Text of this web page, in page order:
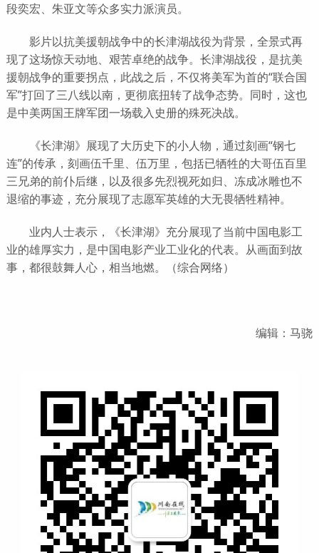
段奕宏、朱亚文等众多实力派演员。
影片以抗美援朝战争中的长津湖战役为背景，全景式再
现了这场惊天动地、艰苦卓绝的战争。长津湖战役，是抗美
援朝战争的重要拐点，此战之后，不仅将美军为首的“联合国
军”打回了三八线以南，更彻底扭转了战争态势。同时，这也
是中美两国王牌军团一场载入史册的殊死决战。
《长津湖》展现了大历史下的小人物，通过刻画“钢七
连”的传承，刻画伍千里、伍万里，包括已牺牲的大哥伍百里
三兄弟的前仆后继，以及很多先烈视死如归、冻成冰雕也不
退缩的事迹，充分展现了志愿军英雄的大无畏牺牲精神。
业内人士表示，《长津湖》充分展现了当前中国电影工
业的雄厚实力，是中国电影产业工业化的代表。从画面到故
事，都很鼓舞人心，相当地燃。（综合网络）
编辑：马骁